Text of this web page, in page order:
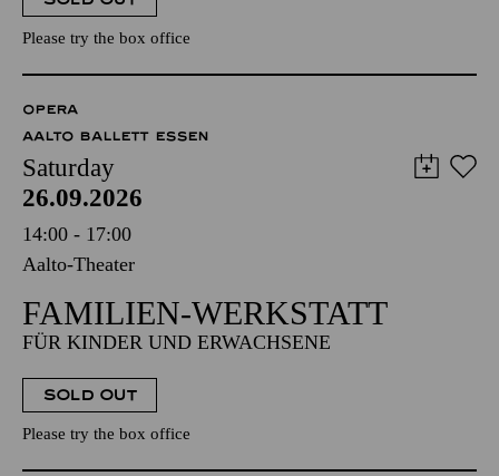
Please try the box office
OPERA
AALTO BALLETT ESSEN
Saturday
26.09.2026
14:00 - 17:00
Aalto-Theater
FAMILIEN-WERKSTATT
FÜR KINDER UND ERWACHSENE
SOLD OUT
Please try the box office